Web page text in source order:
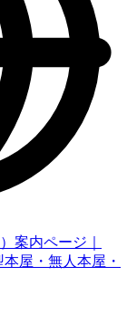
案内ページ｜
屋・無人本屋・